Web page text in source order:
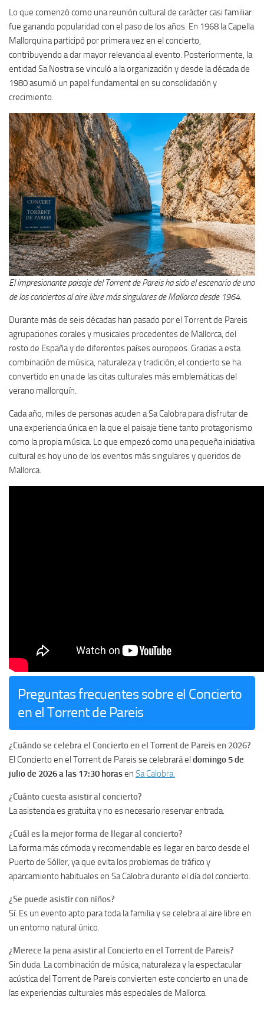
Lo que comenzó como una reunión cultural de carácter casi familiar
fue ganando popularidad con el paso de los años. En 1968 la Capella
Mallorquina participó por primera vez en el concierto,
contribuyendo a dar mayor relevancia al evento. Posteriormente, la
entidad Sa Nostra se vinculó a la organización y desde la década de
1980 asumió un papel fundamental en su consolidación y
crecimiento.
El impresionante paisaje del Torrent de Pareis ha sido el escenario de uno
de los conciertos al aire libre más singulares de Mallorca desde 1964.
Durante más de seis décadas han pasado por el Torrent de Pareis
agrupaciones corales y musicales procedentes de Mallorca, del
resto de España y de diferentes países europeos. Gracias a esta
combinación de música, naturaleza y tradición, el concierto se ha
convertido en una de las citas culturales más emblemáticas del
verano mallorquín.
Cada año, miles de personas acuden a Sa Calobra para disfrutar de
una experiencia única en la que el paisaje tiene tanto protagonismo
como la propia música. Lo que empezó como una pequeña iniciativa
cultural es hoy uno de los eventos más singulares y queridos de
Mallorca.
Preguntas frecuentes sobre el Concierto
en el Torrent de Pareis
¿Cuándo se celebra el Concierto en el Torrent de Pareis en 2026?
El Concierto en el Torrent de Pareis se celebrará el domingo 5 de
julio de 2026 a las 17:30 horasen Sa Calobra.
¿Cuánto cuesta asistir al concierto?
La asistencia es gratuita y no es necesario reservar entrada.
¿Cuál es la mejor forma de llegar al concierto?
La forma más cómoda y recomendable es llegar en barco desde el
Puerto de Sóller, ya que evita los problemas de tráfico y
aparcamiento habituales en Sa Calobra durante el día del concierto.
¿Se puede asistir con niños?
Sí. Es un evento apto para toda la familia y se celebra al aire libre en
un entorno natural único.
¿Merece la pena asistir al Concierto en el Torrent de Pareis?
Sin duda. La combinación de música, naturaleza y la espectacular
acústica del Torrent de Pareis convierten este concierto en una de
las experiencias culturales más especiales de Mallorca.